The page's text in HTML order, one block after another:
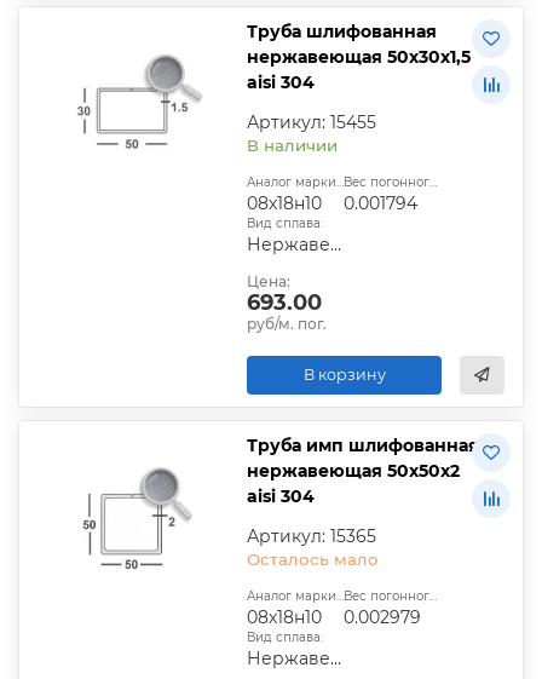
Труба шлифованная
нержавеющая 50х30х1,5
aisi 304
Артикул: 15455
В наличии
Аналог марки стали:
08х18н10
Вес погонного метра, т.:
0.001794
Вид сплава:
Нержавеющий
Цена:
693.00
руб/м. пог.
В корзину
Труба имп шлифованная
нержавеющая 50х50х2
aisi 304
Артикул: 15365
Осталось мало
Аналог марки стали:
08х18н10
Вес погонного метра, т.:
0.002979
Вид сплава:
Нержавеющий